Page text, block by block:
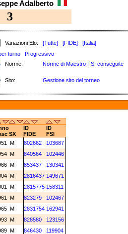
Adalberto
3
Variazioni Elo: [Tutte] [FIDE]
[Italia]
turno
Progressivo
Norme: Norme di Maestro FSI conseguite
Sito: Gestione sito del torneo
ID
ID
SX FIDE
FSI
M 802662
103687
M 840564
102446
M 853437
130341
M 2816437 149671
M 2815775 158311
M 823279
102467
M 2831754 162941
M 828580
123156
M 846430
119904